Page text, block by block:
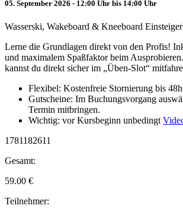
05. September 2026 - 12:00 Uhr bis 14:00 Uhr
Wasserski, Wakeboard & Kneeboard
Lerne die Grundlagen direkt von den Profis!
und maximalem Spaßfaktor beim
kannst du direkt sicher im „Üben-Slot“
Flexibel: Kostenfreie Stornierung bis
Gutscheine: Im Buchungsvorgang
Termin mitbringen.
Wichtig: vor Kursbeginn unbedingt
1781182611
Gesamt:
59.00 €
Teilnehmer: